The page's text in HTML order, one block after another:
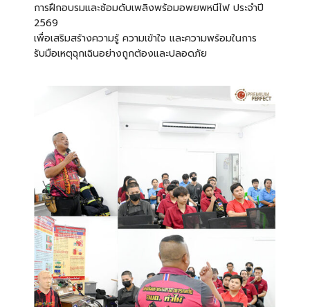
การฝึกอบรมและซ้อมดับเพลิงพร้อมอพยพหนีไฟ ประจำปี
2569
เพื่อเสริมสร้างความรู้ ความเข้าใจ และความพร้อมในการ
รับมือเหตุฉุกเฉินอย่างถูกต้องและปลอดภัย